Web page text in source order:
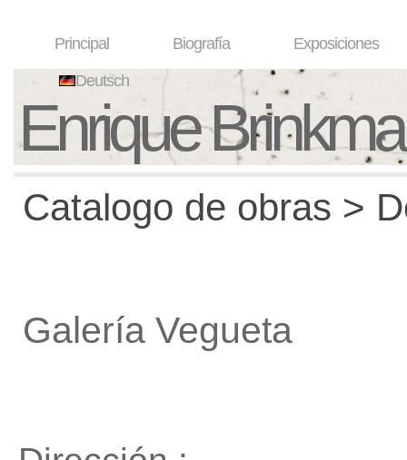
Principal Biografía Exposiciones
Deutsch
Enrique
Catalogo de obras >
Galería Vegueta